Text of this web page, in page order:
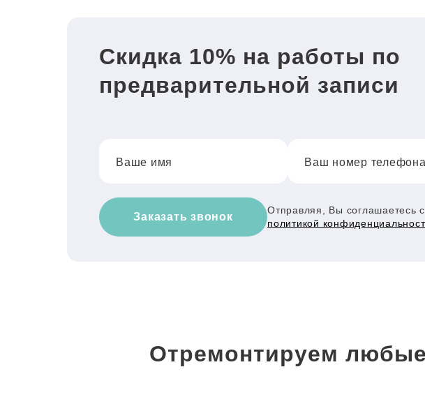
Скидка 10% на работы по
предварительной записи
Ваше имя Ваш номер телефона
Заказать звонок
Отправляя, Вы соглашаетесь с
политикой
Отремонтируем